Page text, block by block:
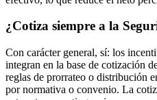
¿Cotiza siempre a la
Con carácter general, sí: los
integran en la base de cotización
reglas de prorrateo o distribución
por normativa o convenio. La